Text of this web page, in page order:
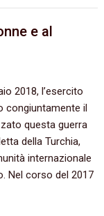
e al
2018, l’esercito
congiuntamente il
questa guerra
della Turchia,
internazionale
Nel corso del 2017